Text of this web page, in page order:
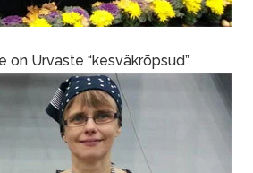
on Urvaste “kesväkrõpsud”